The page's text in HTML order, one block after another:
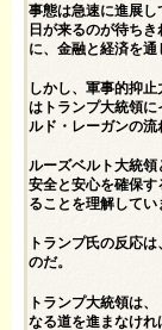
事態は急速に進展
日が来るのが待ち
に、金融と経済を通
しかし、軍事的抑
はトランプ大統領に
ルド・レーガンの流
ルーズベルト大統
安全と安心を確保
ることを理解してい
トランプ氏の反応
のだ。
トランプ大統領は
なる道を進まなけれ